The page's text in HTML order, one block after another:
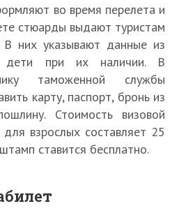
во время перелета и
стюарды выдают туристам
В них указывают данные из
дети при их наличии. В
таможенной службы
карту, паспорт, бронь из
Стоимость визовой
взрослых составляет 25
ставится бесплатно.